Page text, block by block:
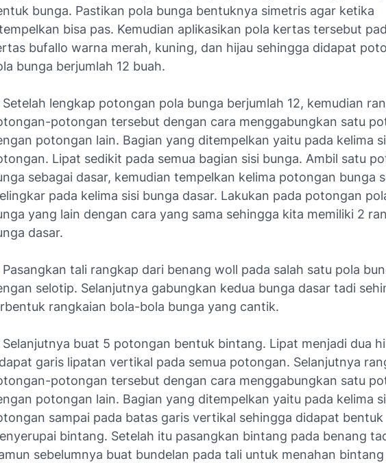
bunga. Pastikan pola bunga bentuknya simetris agar ketika
bisa pas. Kemudian aplikasikan pola kertas tersebut
bufallo warna merah, kuning, dan hijau sehingga didapat
bunga berjumlah 12 buah.
Setelah lengkap potongan pola bunga berjumlah 12, kemudian
potongan tersebut dengan cara menggabungkan satu
potongan lain. Bagian yang ditempelkan yaitu pada kelima
Lipat sedikit pada semua bagian sisi bunga. Ambil satu
sebagai dasar, kemudian tempelkan kelima potongan bunga
pada kelima sisi bunga dasar. Lakukan pada potongan
yang lain dengan cara yang sama sehingga kita memiliki 2
dasar.
Pasangkan tali rangkap dari benang woll pada salah satu pola
selotip. Selanjutnya gabungkan kedua bunga dasar tadi
rangkaian bola-bola bunga yang cantik.
Selanjutnya buat 5 potongan bentuk bintang. Lipat menjadi dua
garis lipatan vertikal pada semua potongan. Selanjutnya
potongan tersebut dengan cara menggabungkan satu
potongan lain. Bagian yang ditempelkan yaitu pada kelima
sampai pada batas garis vertikal sehingga didapat bentuk
bintang. Setelah itu pasangkan bintang pada benang
sebelumnya buat bundelan pada tali untuk menahan